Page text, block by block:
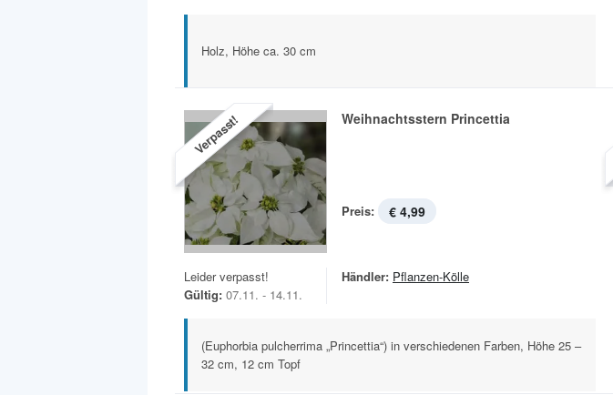
Holz, Höhe ca. 30 cm
Verpasst! Weihnachtsstern Princettia
Preis: € 4,99
Leider verpasst!
Gültig: 07.11. - 14.11.
Händler: Pflanzen-Kölle
(Euphorbia pulcherrima „Princettia“) in verschiedenen Farben, Höhe 25 –
32 cm, 12 cm Topf